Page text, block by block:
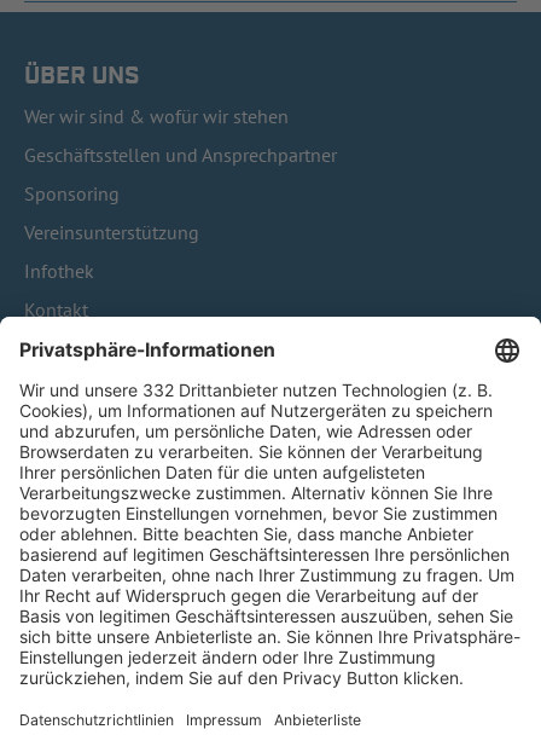
ÜBER UNS
Wer wir sind & wofür wir stehen
Geschäftsstellen und Ansprechpartner
Sponsoring
Vereinsunterstützung
Infothek
Kontakt
HÄUFIG BESUCHTE SEITEN
Pässe und Vereinswechsel
Trainerausbildung
Schulungsangebot Vereinsmitarbeiter
BFV-Geschäftsstellen
Trainerbörse
Login SpielPlus
FOLGE DEM BFV